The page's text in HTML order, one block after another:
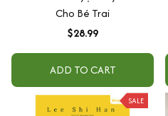
Cho Bé Trai
$28.99
ADD TO CART
SALE